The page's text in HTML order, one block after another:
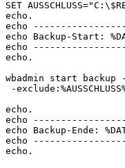
SET
echo.
echo
echo Backup-Start:
echo
echo.
wbadmin start backup
-
echo.
echo
echo Backup-Ende:
echo
echo.